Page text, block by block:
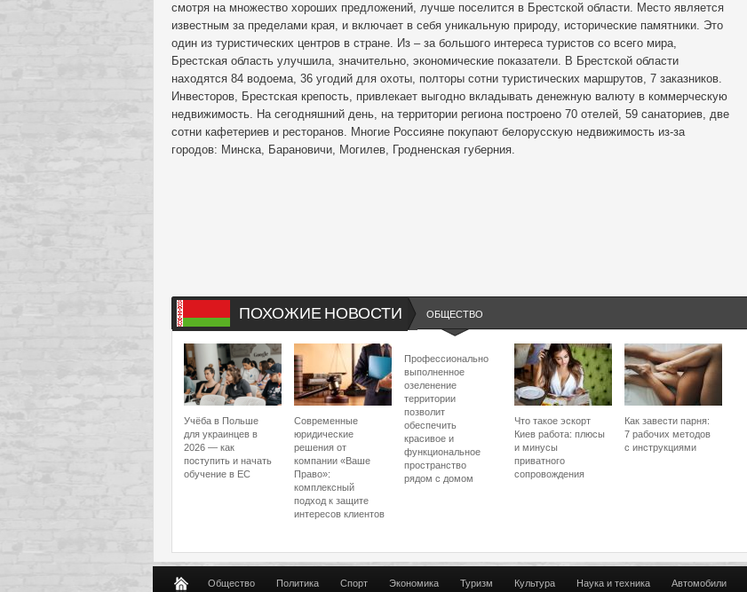
смотря на множество хороших предложений, лучше поселится в Брестской области. Место является
известным за пределами края, и включает в себя уникальную природу, исторические памятники. Это
один из туристических центров в стране. Из – за большого интереса туристов со всего мира,
Брестская область улучшила, значительно, экономические показатели. В Брестской области
находятся 84 водоема, 36 угодий для охоты, полторы сотни туристических маршрутов, 7 заказников.
Инвесторов, Брестская крепость, привлекает выгодно вкладывать денежную валюту в коммерческую
недвижимость. На сегодняшний день, на территории региона построено 70 отелей, 59 санаториев, две
сотни кафетериев и ресторанов. Многие Россияне покупают белорусскую недвижимость из-за
городов: Минска, Барановичи, Могилев, Гродненская губерния.
ПОХОЖИЕ НОВОСТИ ОБЩЕСТВО
Учёба в Польше
для украинцев в
2026 — как
поступить и начать
обучение в ЕС
Современные
юридические
решения от
компании «Ваше
Право»:
комплексный
подход к защите
интересов клиентов
Профессионально
выполненное
озеленение
территории
позволит
обеспечить
красивое и
функциональное
пространство
рядом с домом
Что такое эскорт
Киев работа: плюсы
и минусы
приватного
сопровождения
Как завести парня:
7 рабочих методов
с инструкциями
Общество Политика Спорт Экономика Туризм Культура Наука и техника Автомобили